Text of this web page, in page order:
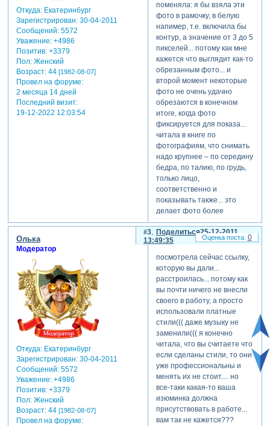
Откуда:Екатеринбург
Зарегистрирован: 30-04-2011
Сообщений:5572
Уважение: +4986
Позитив: +3379
Пол:Женский
Возраст:44 [1982-08-07]
Провел на форуме:
2 месяца 14 дней
Последний визит:
19-12-2022 12:03:54
поменяла: я бы взяла эти
фото в рамочку, в белую
напимер, т.е. включила бы
контур, а значение от 3 до 5
пикселей... потому как мне
кажется что выглядит как-то
обрезанным фото... и
второй момент некоторые
фото не очень удачно
обрезаются в конечном
итоге, когда фото
фиксируется для показа...
читала в книге по
фотографиям, что снимать
надо крупнее – по середину
бедра, по талию, по грудь,
только лицо,
соответственно и
показывать также... это
делает фото более
привелекательным и
профессиональным...
Поделиться
3
25-12-2011
13:49:35
Олька
Модератор
Откуда:Екатеринбург
Зарегистрирован: 30-04-2011
Сообщений:5572
Уважение: +4986
Позитив: +3379
Пол:Женский
Возраст:44 [1982-08-07]
Провел на форуме:
посмотрела сейчас ссылку,
которую вы дали...
расстроилась... потому как
вы почти ничего не внесли
своего в работу, а просто
использовали платные
стили((( даже музыку не
заменили((( я конечно
читала, что вы считаете что
если сделаны стили, то они
уже профессиональны и
менять их не стоит.... но
все-таки какая-то ваша
изюминка должна
присутствовать в работе...
вам так не кажется???
0